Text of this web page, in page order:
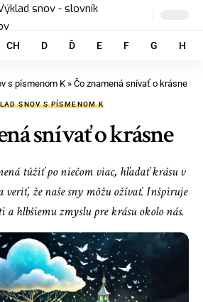
CH D Ď E F G H
s písmenom K » Čo znamená snívať o krásne
SNOV S PÍSMENOM K
snívať o krásne
túžiť po niečom viac, hľadať krásu v
veriť, že naše sny môžu ožívať. Inšpiruje
a hlbšiemu zmyslu pre krásu okolo nás.